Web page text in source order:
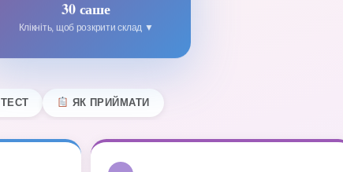
30 саше
Клікніть, щоб розкрити склад ▼
ТЕСТ ЯК ПРИЙМАТИ